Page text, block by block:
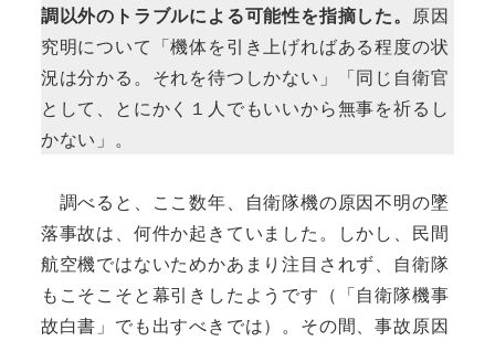
調以外のトラブルによる可能性を指摘した。 原因
究明について「機体を引き上げればある程度の状
況は分かる。それを待つしかない」「同じ自衛官
として、とにかく１人でもいいから無事を祈るし
かない」。
調べると、ここ数年、自衛隊機の原因不明の墜
落事故は、何件か起きていました。しかし、民間
航空機ではないためかあまり注目されず、自衛隊
もこそこそと幕引きしたようです（「自衛隊機事
故白書」でも出すべきでは）。その間、事故原因